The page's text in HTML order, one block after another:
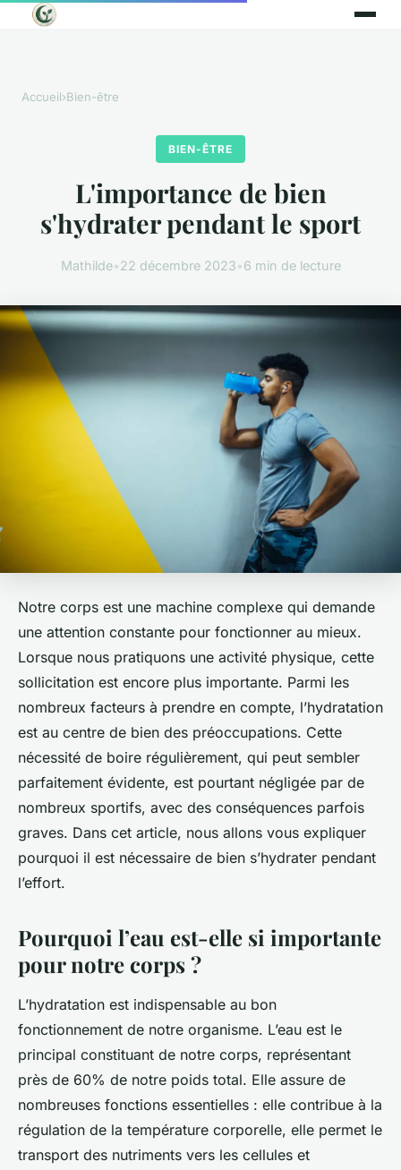
Accueil›Bien-être
BIEN-ÊTRE
L'importance de bien
s'hydrater pendant le sport
Mathilde•22 décembre 2023•6 min de lecture
Notre corps est une machine complexe qui demande
une attention constante pour fonctionner au mieux.
Lorsque nous pratiquons une activité physique, cette
sollicitation est encore plus importante. Parmi les
nombreux facteurs à prendre en compte, l’hydratation
est au centre de bien des préoccupations. Cette
nécessité de boire régulièrement, qui peut sembler
parfaitement évidente, est pourtant négligée par de
nombreux sportifs, avec des conséquences parfois
graves. Dans cet article, nous allons vous expliquer
pourquoi il est nécessaire de bien s’hydrater pendant
l’effort.
Pourquoi l’eau est-elle si importante
pour notre corps ?
L’hydratation est indispensable au bon
fonctionnement de notre organisme. L’eau est le
principal constituant de notre corps, représentant
près de 60% de notre poids total. Elle assure de
nombreuses fonctions essentielles : elle contribue à la
régulation de la température corporelle, elle permet le
transport des nutriments vers les cellules et